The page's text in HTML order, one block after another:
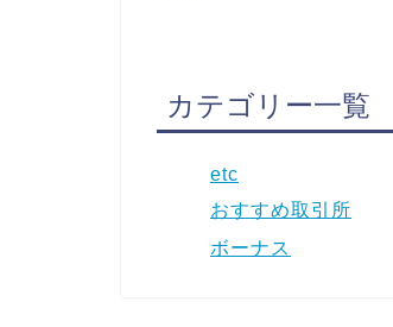
カテゴリー一覧
etc
おすすめ取引所
ボーナス